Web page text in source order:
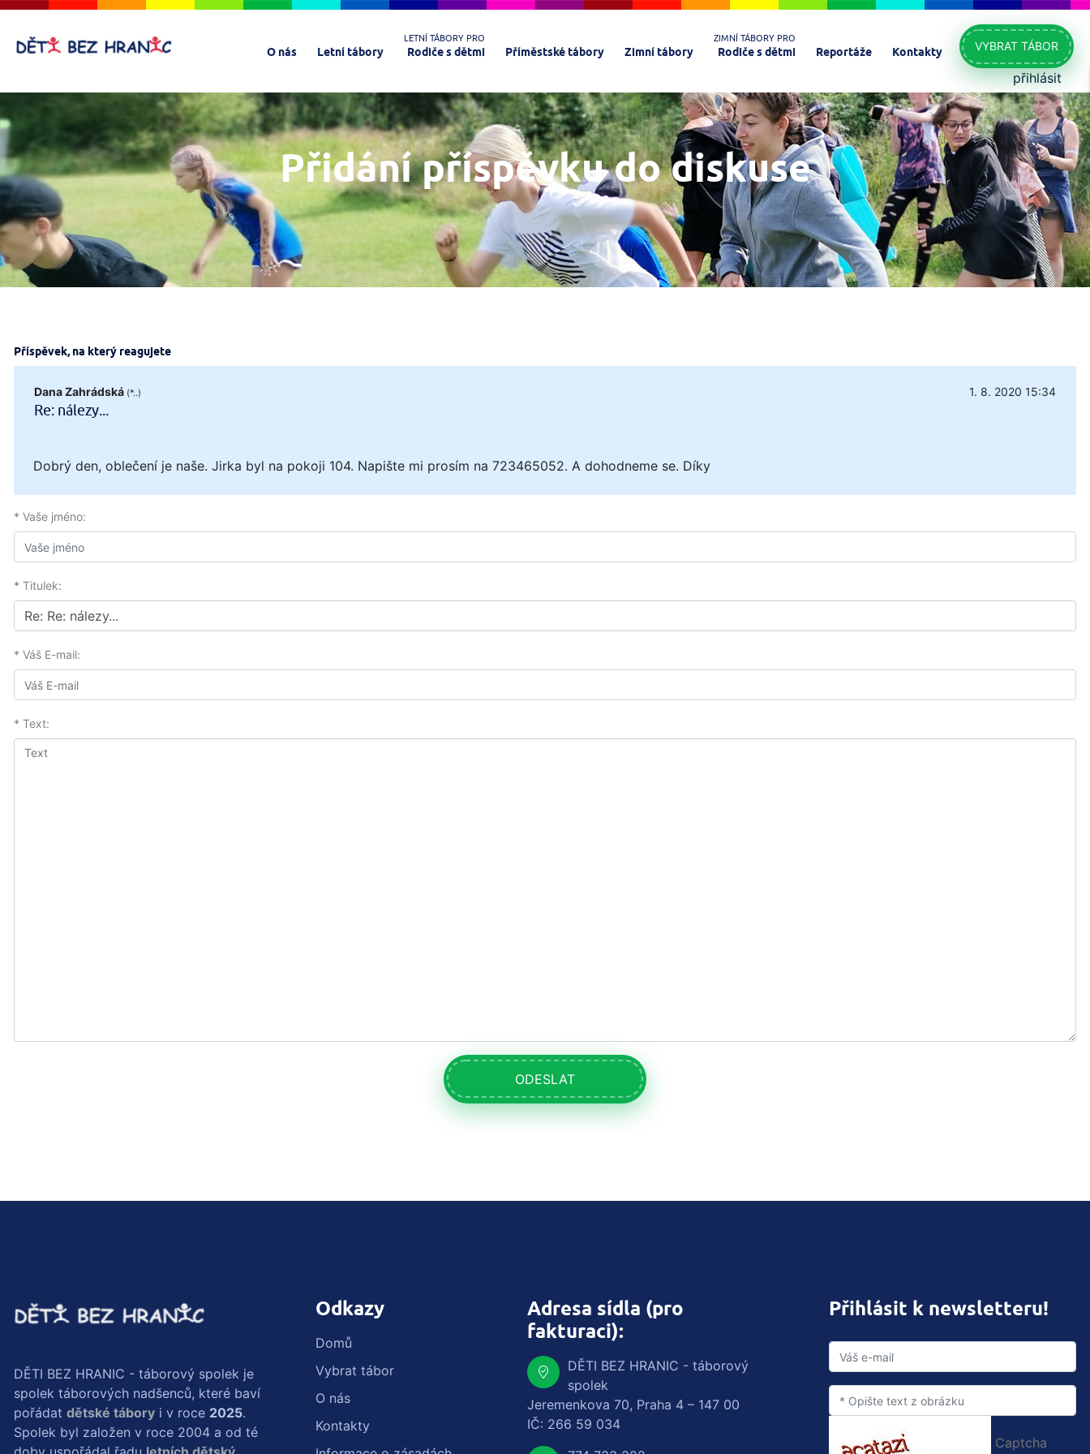
O nás Letní tábory
LETNÍ TÁBORY PRO
Rodiče s dětmi Příměstské tábory Zimní tábory
ZIMNÍ TÁBORY PRO
Rodiče s dětmi Reportáže Kontakty VYBRAT TÁBOR
přihlásit
Přidání příspěvku do diskuse
Příspěvek, na který reagujete
Dana Zahrádská (*..) 1. 8. 2020 15:34
Re: nálezy...
Dobrý den, oblečení je naše. Jirka byl na pokoji 104. Napište mi prosím na 723465052. A dohodneme se. Díky
* Vaše jméno:
* Titulek:
* Váš E-mail:
* Text:
ODESLAT
DĚTI BEZ HRANIC - táborový spolek je
spolek táborových nadšenců, které baví
pořádat dětské tábory i v roce 2025.
Spolek byl založen v roce 2004 a od té
Odkazy
Domů
Vybrat tábor
O nás
Kontakty
Adresa sídla (pro
fakturaci):
DĚTI BEZ HRANIC - táborový
spolek
Jeremenkova 70, Praha 4 – 147 00
IČ: 266 59 034
Přihlásit k newsletteru!
Captcha